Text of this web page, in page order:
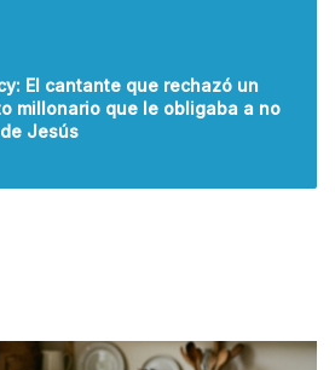
El cantante que rechazó un
millonario que le obligaba a no
Jesús